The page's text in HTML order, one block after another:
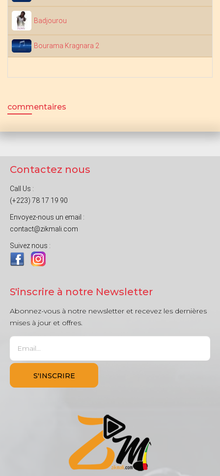
Badjourou
Bourama Kragnara 2
commentaires
Contactez nous
Call Us :
(+223) 78 17 19 90
Envoyez-nous un email :
contact@zikmali.com
Suivez nous :
S'inscrire à notre Newsletter
Abonnez-vous à notre newsletter et recevez les dernières
mises à jour et offres.